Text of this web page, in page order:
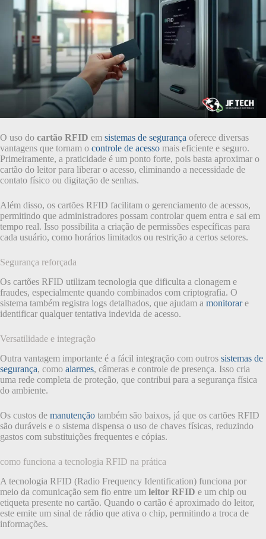
O uso do cartão RFID em sistemas de segurança oferece diversas
vantagens que tornam o controle de acesso mais eficiente e seguro.
Primeiramente, a praticidade é um ponto forte, pois basta aproximar o
cartão do leitor para liberar o acesso, eliminando a necessidade de
contato físico ou digitação de senhas.
Além disso, os cartões RFID facilitam o gerenciamento de acessos,
permitindo que administradores possam controlar quem entra e sai em
tempo real. Isso possibilita a criação de permissões específicas para
cada usuário, como horários limitados ou restrição a certos setores.
Segurança reforçada
Os cartões RFID utilizam tecnologia que dificulta a clonagem e
fraudes, especialmente quando combinados com criptografia. O
sistema também registra logs detalhados, que ajudam a monitorare
identificar qualquer tentativa indevida de acesso.
Versatilidade e integração
Outra vantagem importante é a fácil integração com outros sistemas de
segurança, como alarmes, câmeras e controle de presença. Isso cria
uma rede completa de proteção, que contribui para a segurança física
do ambiente.
Os custos de manutenção também são baixos, já que os cartões RFID
são duráveis e o sistema dispensa o uso de chaves físicas, reduzindo
gastos com substituições frequentes e cópias.
como funciona a tecnologia RFID na prática
A tecnologia RFID (Radio Frequency Identification) funciona por
meio da comunicação sem fio entre um leitor RFID e um chip ou
etiqueta presente no cartão. Quando o cartão é aproximado do leitor,
este emite um sinal de rádio que ativa o chip, permitindo a troca de
informações.